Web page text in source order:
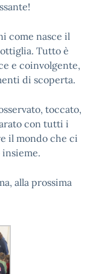
come nasce il
Tutto è
e coinvolgente,
di scoperta.
toccato,
con tutti i
il mondo che ci
alla prossima